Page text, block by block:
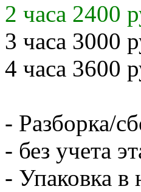
2 часа 2400
3 часа 3000
4 часа 3600
- Разборка/
- без учета
- Упаковка в